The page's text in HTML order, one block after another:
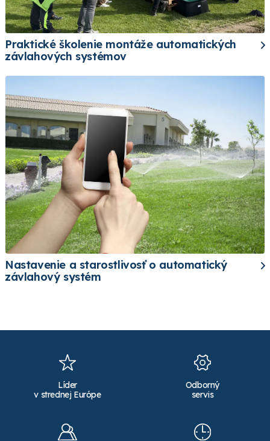
Praktické školenie montáže automatických
závlahových systémov
Nastavenie a starostlivosť o automatický
závlahový systém
Líder
v strednej Európe
Odborný
servis